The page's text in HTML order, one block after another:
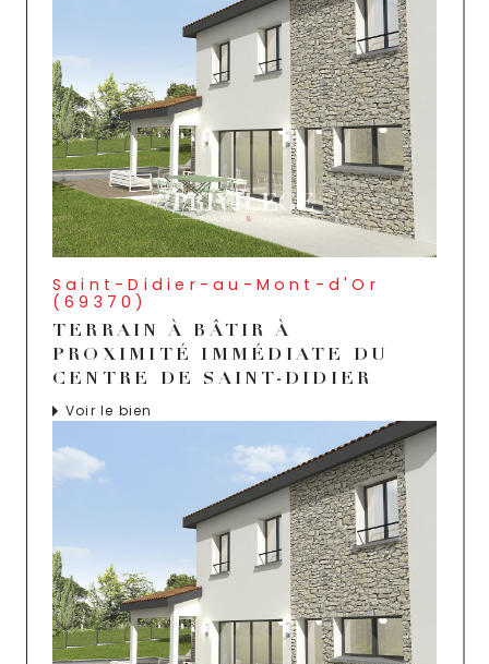
Saint-Didier-au-Mont-d'Or
(69370)
TERRAIN À BÂTIR À
PROXIMITÉ IMMÉDIATE DU
CENTRE DE SAINT-DIDIER
Voir le bien